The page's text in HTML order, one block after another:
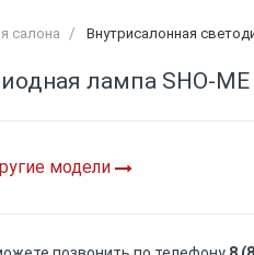
салона Внутрисалонная
лампа SHO-ME
модели